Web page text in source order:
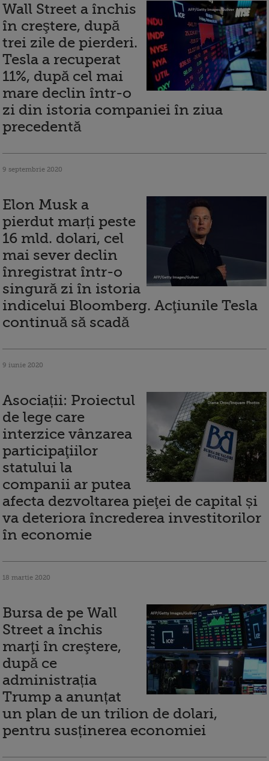
Wall Street a închis
în creştere, după
trei zile de pierderi.
Tesla a recuperat
11%, după cel mai
mare declin într-o
zi din istoria companiei în ziua
precedentă
9 septembrie 2020
Elon Musk a
pierdut marți peste
16 mld. dolari, cel
mai sever declin
înregistrat într-o
singură zi în istoria
indicelui Bloomberg. Acţiunile Tesla
continuă să scadă
9 iunie 2020
Asociații: Proiectul
de lege care
interzice vânzarea
participaţiilor
statului la
companii ar putea
afecta dezvoltarea pieţei de capital și
va deteriora încrederea investitorilor
în economie
18 martie 2020
Bursa de pe Wall
Street a închis
marţi în creştere,
după ce
administrația
Trump a anunțat
un plan de un trilion de dolari,
pentru susținerea economiei